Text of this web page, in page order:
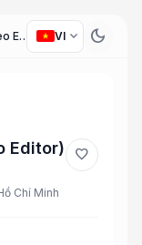
Nhân viên Edit Video (Video Editor) VI expand_more dark_mode
Editor)
Chí Minh
favorite